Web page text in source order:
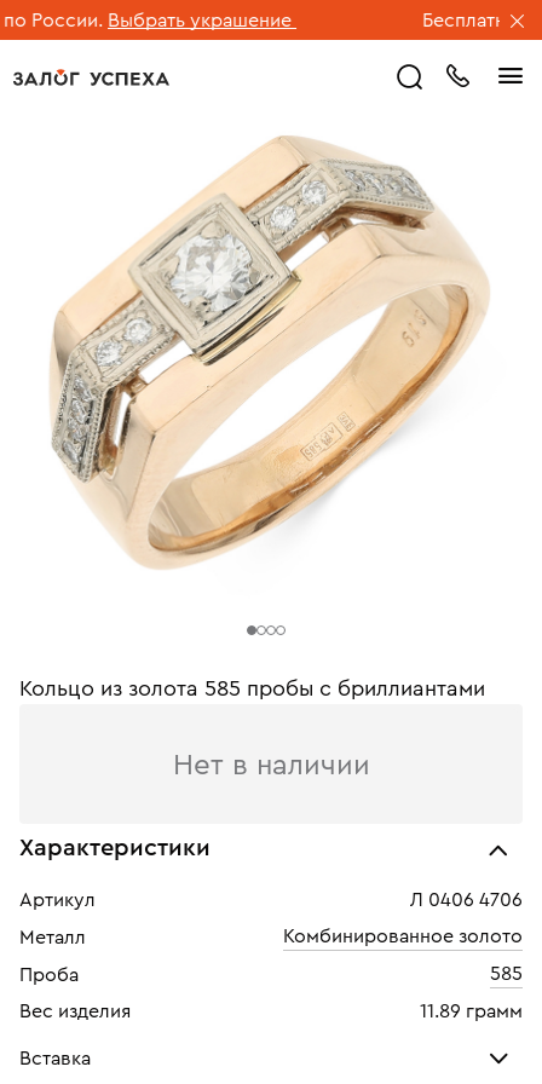
России. Выбрать украшение Бесплатная
Кольцо из золота 585 пробы с бриллиантами
Нет в наличии
Характеристики
Артикул
Л 0406 4706
Металл
Комбинированное золото
Проба
585
Вес изделия
11.89 грамм
Вставка